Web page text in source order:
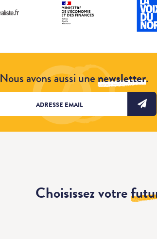
Nous avons aussi unenewsletter.
Choisissez votre